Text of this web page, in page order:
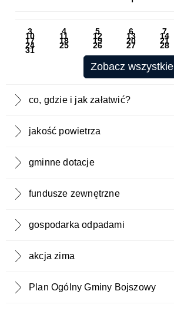
3 4 5 6 7
10 11 12 13 14
17 18 19 20 21
24 25 26 27 28
31
Zobacz wszystkie
co, gdzie i jak załatwić?
jakość powietrza
gminne dotacje
fundusze zewnętrzne
gospodarka odpadami
akcja zima
Plan Ogólny Gminy Bojszowy